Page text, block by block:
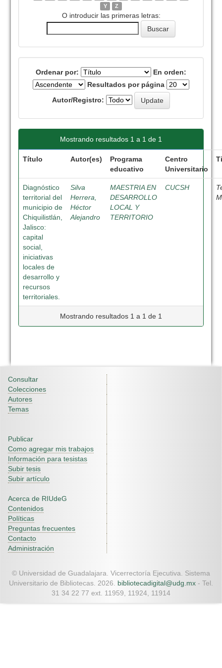
Y
Z
O introducir las primeras letras:
Ordenar por:
En orden:
Resultados por página
Autor/Registro:
Mostrando resultados 1 a 1 de 1
Título Autor(es)
Programa
educativo
Centro
Universitario
Diagnóstico
territorial del
municipio de
Chiquilistlán,
Jalisco:
capital
social,
iniciativas
locales de
desarrollo y
recursos
territoriales.
Silva
Herrera,
Héctor
Alejandro
MAESTRIA EN
DESARROLLO
LOCAL Y
TERRITORIO
CUCSH
Mostrando resultados 1 a 1 de 1
Consultar
Colecciones
Autores
Temas
Publicar
Como agregar mis trabajos
Información para tesistas
Subir tesis
Subir artículo
Acerca de RIUdeG
Contenidos
Políticas
Preguntas frecuentes
Contacto
Administración
© Universidad de Guadalajara. Vicerrectoría Ejecutiva. Sistema
Universitario de Bibliotecas. 2026. bibliotecadigital@udg.mx - Tel.
31 34 22 77 ext. 11959, 11924, 11914